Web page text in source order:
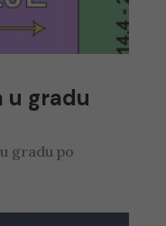
u gradu
gradu po